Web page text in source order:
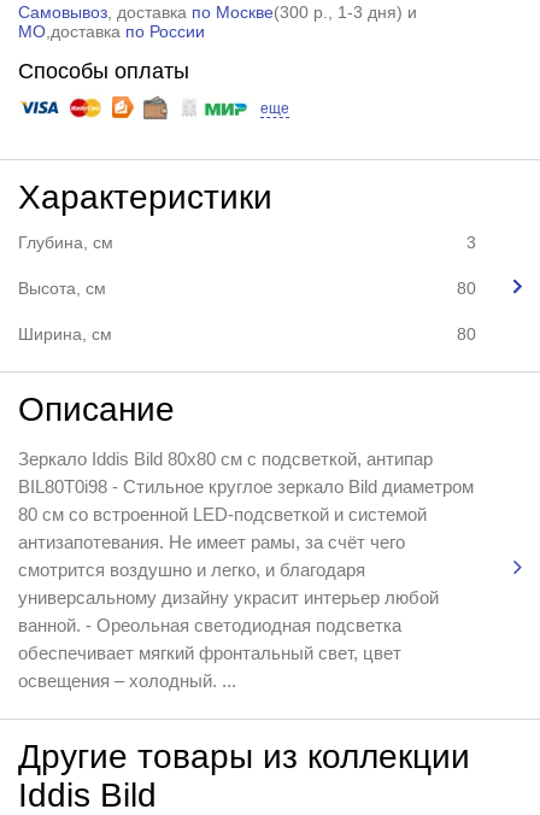
Самовывоз, доставка по Москве(300 р.
, 1-3 дня) и
МО,доставка по России
Способы оплаты
еще
Характеристики
Глубина, см 3
Высота, см 80
Ширина, см 80
Описание
Зеркало Iddis Bild 80x80 см с подсветкой, антипар
BIL80T0i98 - Стильное круглое зеркало Bild диаметром
80 см со встроенной LED-подсветкой и системой
антизапотевания. Не имеет рамы, за счёт чего
смотрится воздушно и легко, и благодаря
универсальному дизайну украсит интерьер любой
ванной. - Ореольная светодиодная подсветка
обеспечивает мягкий фронтальный свет, цвет
освещения – холодный. ...
Другие товары из коллекции
Iddis Bild